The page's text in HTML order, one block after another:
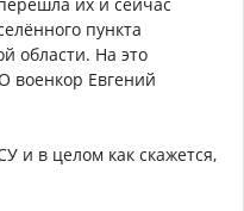
пункта
области. На это
военкор Евгений
и в целом как скажется,